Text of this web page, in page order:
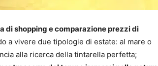
di shopping e comparazione prezzi di
a vivere due tipologie di estate: al mare o
alla ricerca della tintarella perfetta;